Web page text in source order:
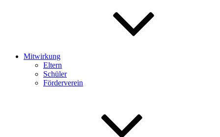
Mitwirkung
Eltern
Schüler
Förderverein